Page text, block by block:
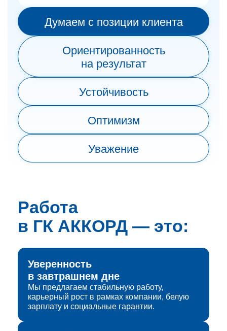
Думаем с позиции клиента
Ориентированность
на результат
Устойчивость
Оптимизм
Уважение
Работа
в ГК АККОРД — это:
Уверенность
в завтрашнем дне
Мы предлагаем стабильную работу,
карьерный рост в рамках компании, белую
зарплату и социальные гарантии.